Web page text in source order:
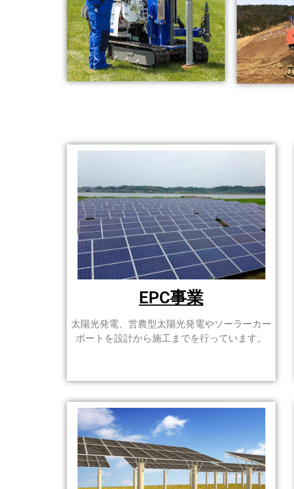
EPC事業
太陽光発電、営農型太陽光発電やソーラーカー
ポートを設計から施工までを行っています。